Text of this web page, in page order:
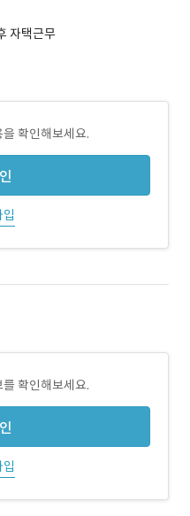
자택근무
확인해보세요.
확인해보세요.